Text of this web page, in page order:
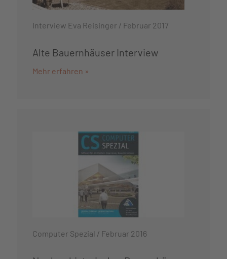
Interview Eva Reisinger / Februar 2017
Alte Bauernhäuser Interview
Mehr erfahren »
Computer Spezial / Februar 2016